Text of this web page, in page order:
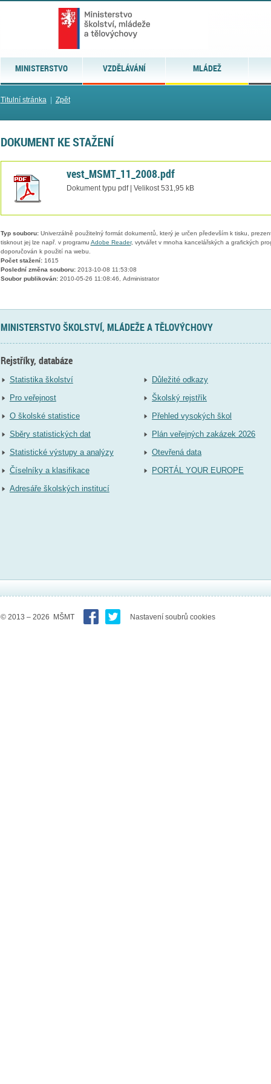
MINISTERSTVO VZDĚLÁVÁNÍ MLÁDEŽ
Titulní stránka| Zpět
DOKUMENT KE STAŽENÍ
vest_MSMT_11_2008.pdf
Dokument typu pdf | Velikost 531,95 kB
Typ souboru:Univerzálně použitelný formát dokumentů, který je určen především k tisku,
tisknout jej lze např. v programu Adobe Reader, vytvářet v mnoha kancelářských a grafických
doporučován k použití na webu.
Počet stažení:1615
Poslední změna souboru:2013-10-08 11:53:08
Soubor publikován:2010-05-26 11:08:46, Administrator
MINISTERSTVO ŠKOLSTVÍ, MLÁDEŽE A TĚLOVÝCHOVY
Rejstříky, databáze
Statistika školství
Pro veřejnost
O školské statistice
Sběry statistických dat
Statistické výstupy a analýzy
Číselníky a klasifikace
Adresáře školských institucí
Důležité odkazy
Školský rejstřík
Přehled vysokých škol
Plán veřejných zakázek 2026
Otevřená data
PORTÁL YOUR EUROPE
© 2013 – 2026 MŠMT Nastavení soubrů cookies